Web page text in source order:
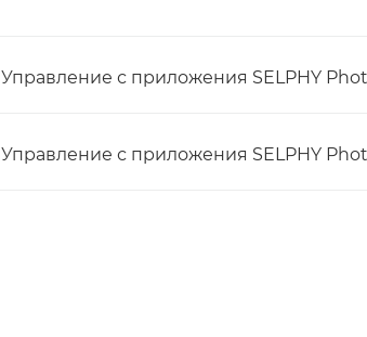
Управление с приложения SELPHY
Управление с приложения SELPHY